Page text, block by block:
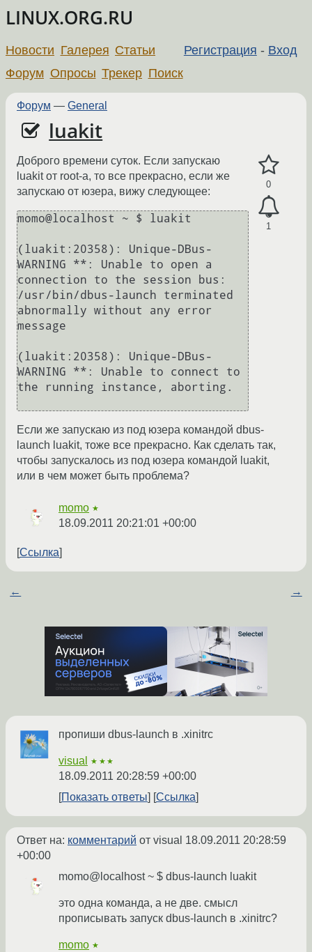
LINUX.ORG.RU
Регистрация - Вход
Новости Галерея Статьи
Форум Опросы Трекер Поиск
Форум — General
luakit
0
1
Доброго времени суток. Если запускаю
luakit от root-а, то все прекрасно, если же
запускаю от юзера, вижу следующее:
momo@localhost ~ $ luakit
(luakit:20358): Unique-DBus-
WARNING **: Unable to open a
connection to the session bus:
/usr/bin/dbus-launch terminated
abnormally without any error
message
(luakit:20358): Unique-DBus-
WARNING **: Unable to connect to
the running instance, aborting.
Если же запускаю из под юзера командой dbus-
launch luakit, тоже все прекрасно. Как сделать так,
чтобы запускалось из под юзера командой luakit,
или в чем может быть проблема?
momo ★
18.09.2011 20:21:01 +00:00
Ссылка
← →
пропиши dbus-launch в .xinitrc
visual ★★★
18.09.2011 20:28:59 +00:00
Показать ответы
Ссылка
Ответ на: комментарий от visual 18.09.2011 20:28:59
+00:00
momo@localhost ~ $ dbus-launch luakit
это одна команда, а не две. смысл
прописывать запуск dbus-launch в .xinitrc?
momo ★